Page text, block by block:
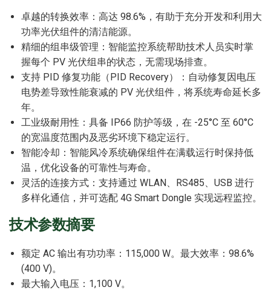
卓越的转换效率：高达 98.6%，有助于充分开发和利用大
功率光伏组件的清洁能源。
精细的组串级管理：智能监控系统帮助技术人员实时掌
握每个 PV 光伏组串的状态，无需现场排查。
支持 PID 修复功能（PID Recovery）：自动修复因电压
电势差导致性能衰减的 PV 光伏组件，将系统寿命延长多
年。
工业级耐用性：具备 IP66 防护等级，在 -25°C 至 60°C
的宽温度范围内及恶劣环境下稳定运行。
智能冷却：智能风冷系统确保组件在满载运行时保持低
温，优化设备的可靠性与寿命。
灵活的连接方式：支持通过 WLAN、RS485、USB 进行
多样化通信，并可选配 4G Smart Dongle 实现远程监控。
技术参数摘要
额定 AC 输出有功功率：115,000 W。最大效率：98.6%
(400 V)。
最大输入电压：1,100 V。